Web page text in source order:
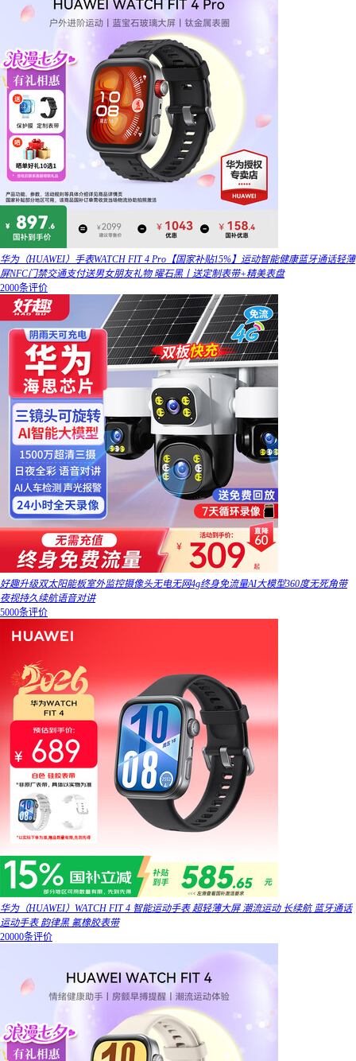
华为（HUAWEI）手表WATCH FIT 4 Pro【国家补贴15%】运动智能健康蓝牙通话轻薄
屏NFC门禁交通支付送男女朋友礼物 曜石黑丨送定制表带+精美表盘
2000条评价
好趣升级双太阳能板室外监控摄像头无电无网4g终身免流量AI大模型360度无死角带
夜视持久续航语音对讲
5000条评价
华为（HUAWEI）WATCH FIT 4 智能运动手表 超轻薄大屏 潮流运动 长续航 蓝牙通话
运动手表 韵律黑 氟橡胶表带
20000条评价